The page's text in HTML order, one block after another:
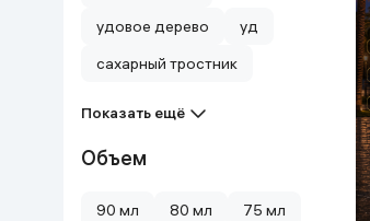
удовое дерево
уд
сахарный тростник
Показать ещё
Объем
90 мл 80 мл
75 мл